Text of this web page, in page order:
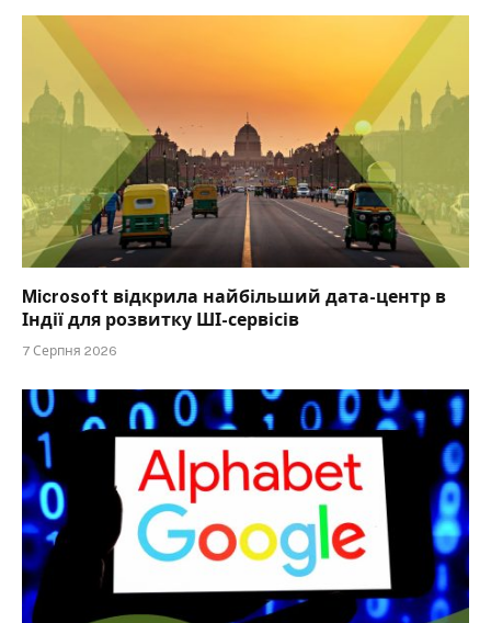
Microsoft відкрила найбільший дата-центр в
Індії для розвитку ШІ-сервісів
7 Серпня 2026